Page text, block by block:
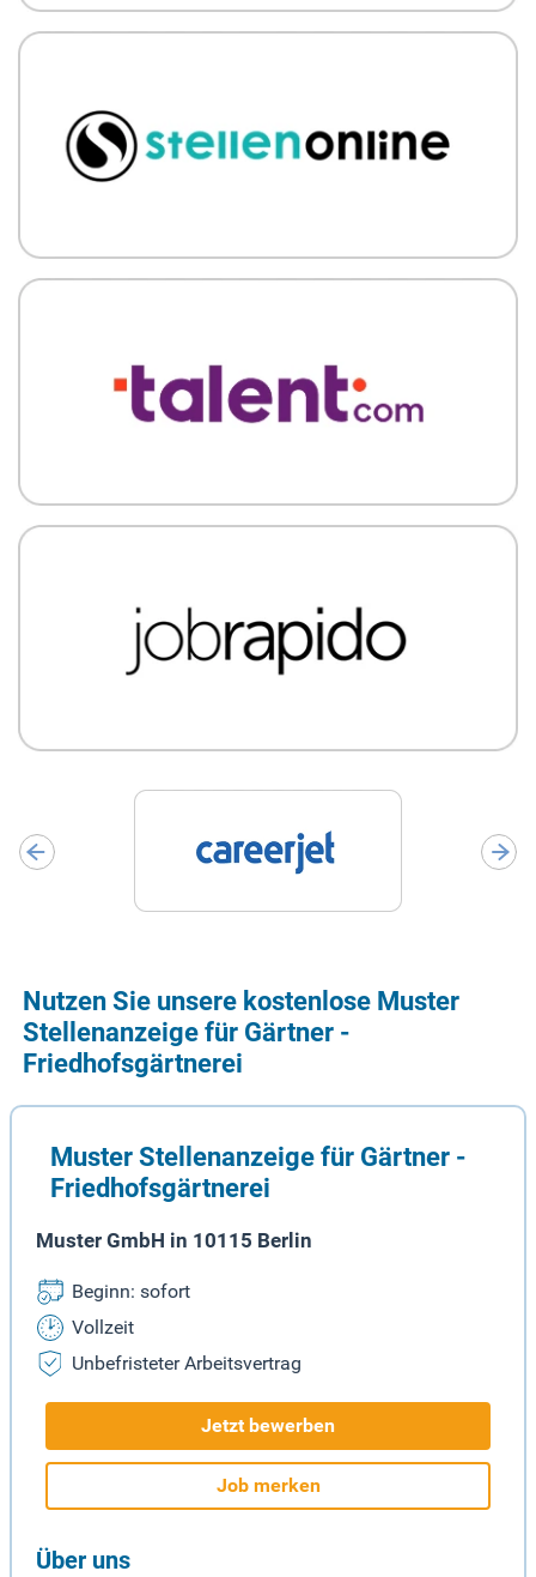
Nutzen Sie unsere kostenlose Muster
Stellenanzeige für Gärtner -
Friedhofsgärtnerei
Muster Stellenanzeige für Gärtner -
Friedhofsgärtnerei
Muster GmbH in 10115 Berlin
Beginn: sofort
Vollzeit
Unbefristeter Arbeitsvertrag
Jetzt bewerben
Job merken
Über uns